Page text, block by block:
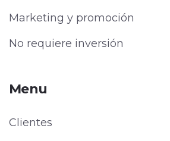
Marketing y promoción
No requiere inversión
Menu
Clientes